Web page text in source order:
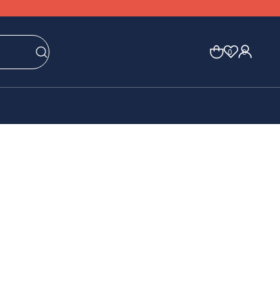
0 0